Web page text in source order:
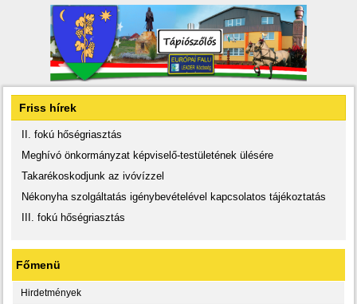
Friss hírek
II. fokú hőségriasztás
Meghívó önkormányzat képviselő-testületének ülésére
Takarékoskodjunk az ivóvízzel
Nékonyha szolgáltatás igénybevételével kapcsolatos tájékoztatás
III. fokú hőségriasztás
Főmenü
Hirdetmények